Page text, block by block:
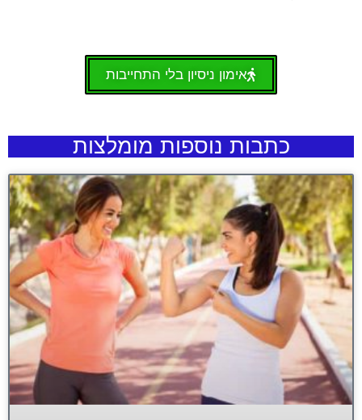
אימון ניסיון בלי התחייבות
כתבות נוספות מומלצות